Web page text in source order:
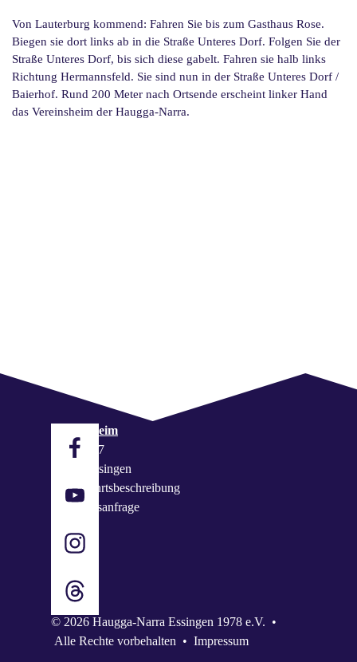
Von Lauterburg kommend: Fahren Sie bis zum Gasthaus Rose.
Biegen sie dort links ab in die Straße Unteres Dorf. Folgen Sie der
Straße Unteres Dorf, bis sich diese gabelt. Fahren sie halb links
Richtung Hermannsfeld. Sie sind nun in der Straße Unteres Dorf /
Baierhof. Rund 200 Meter nach Ortsende erscheint linker Hand
das Vereinsheim der Haugga-Narra.
Vereinsheim
Baierhof 7
73457 Essingen
zur Anfahrtsbeschreibung
Buchungsanfrage
© 2026 Haugga-Narra Essingen 1978 e.V. •
Alle Rechte vorbehalten • Impressum